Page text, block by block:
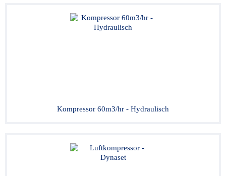
Kompressor 60m3/hr - Hydraulisch